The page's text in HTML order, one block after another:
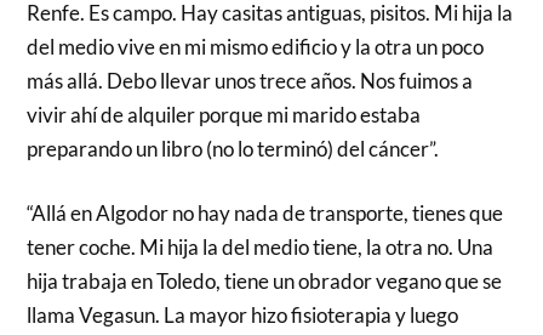
Renfe. Es campo. Hay casitas antiguas, pisitos. Mi hija la
del medio vive en mi mismo edificio y la otra un poco
más allá. Debo llevar unos trece años. Nos fuimos a
vivir ahí de alquiler porque mi marido estaba
preparando un libro (no lo terminó) del cáncer”.
“Allá en Algodor no hay nada de transporte, tienes que
tener coche. Mi hija la del medio tiene, la otra no. Una
hija trabaja en Toledo, tiene un obrador vegano que se
llama Vegasun. La mayor hizo fisioterapia y luego